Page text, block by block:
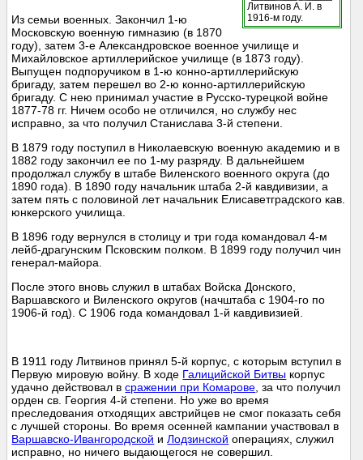
Литвинов А. И. в
1916-м году.
Из семьи военных. Закончил 1-ю
Московскую военную гимназию (в 1870
году), затем 3-е Александровское военное училище и
Михайловское артиллерийское училище (в 1873 году).
Выпущен подпоручиком в 1-ю конно-артиллерийскую
бригаду, затем перешел во 2-ю конно-артиллерийскую
бригаду. С нею принимал участие в Русско-турецкой войне
1877-78 гг. Ничем особо не отличился, но службу нес
исправно, за что получил Станислава 3-й степени.
В 1879 году поступил в Николаевскую военную академию и в
1882 году закончил ее по 1-му разряду. В дальнейшем
продолжал службу в штабе Виленского военного округа (до
1890 года). В 1890 году начальник штаба 2-й кавдивизии, а
затем пять с половиной лет начальник Елисаветградского кав.
юнкерского училища.
В 1896 году вернулся в столицу и три года командовал 4-м
лейб-драгунским Псковским полком. В 1899 году получил чин
генерал-майора.
После этого вновь служил в штабах Войска Донского,
Варшавского и Виленского округов (начштаба с 1904-го по
1906-й год). С 1906 года командовал 1-й кавдивизией.
В 1911 году Литвинов принял 5-й корпус, с которым вступил в
Первую мировую войну. В ходе Галицийской Битвы корпус
удачно действовал всражении при Комарове , за что получил
орден св. Георгия 4-й степени. Но уже во время
преследования отходящих австрийцев не смог показать себя
с лучшей стороны. Во время осенней кампании участвовал в
Варшавско-Ивангородской иЛодзинской операциях, служил
исправно, но ничего выдающегося не совершил.